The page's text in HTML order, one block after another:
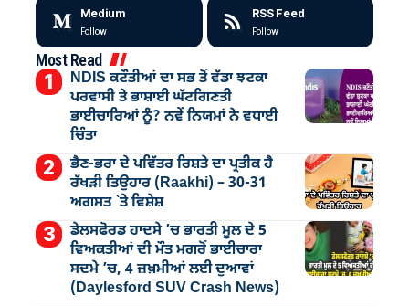
Medium
Follow
RSS Feed
Follow
Most Read
NDIS ਕਟੌਤੀਆਂ ਦਾ ਸਭ ਤੋਂ ਵੱਡਾ ਝਟਕਾ
ਪਰਵਾਸੀ ਤੇ ਭਾਸ਼ਾਈ ਘੱਟਗਿਣਤੀ
ਭਾਈਚਾਰਿਆਂ ਨੂੰ? ਨਵੇਂ ਨਿਯਮਾਂ ਨੇ ਵਧਾਈ
ਚਿੰਤਾ
ਭੈਣ-ਭਰਾ ਦੇ ਪਵਿੱਤਰ ਰਿਸ਼ਤੇ ਦਾ ਪ੍ਰਤੀਕ ਹੈ
ਰੱਖੜੀ ਤਿਉਹਾਰ (Raakhi) – 30-31
ਅਗਸਤ `ਤੇ ਵਿਸ਼ੇਸ਼
ਡੇਲਸਫੋਰਡ ਹਾਦਸੇ ’ਚ ਭਾਰਤੀ ਮੂਲ ਦੇ 5
ਵਿਅਕਤੀਆਂ ਦੀ ਮੌਤ ਮਗਰੋਂ ਭਾਈਚਾਰਾ
ਸਦਮੇ ’ਚ, 4 ਜ਼ਖ਼ਮੀਆਂ ਲਈ ਦੁਆਵਾਂ
(Daylesford SUV Crash News)